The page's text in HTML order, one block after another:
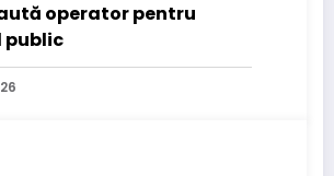
operator pentru